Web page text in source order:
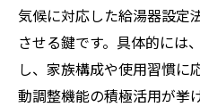
気候に対応した給湯器設定
させる鍵です。具体的には
し、家族構成や使用習慣に
動調整機能の積極活用が挙